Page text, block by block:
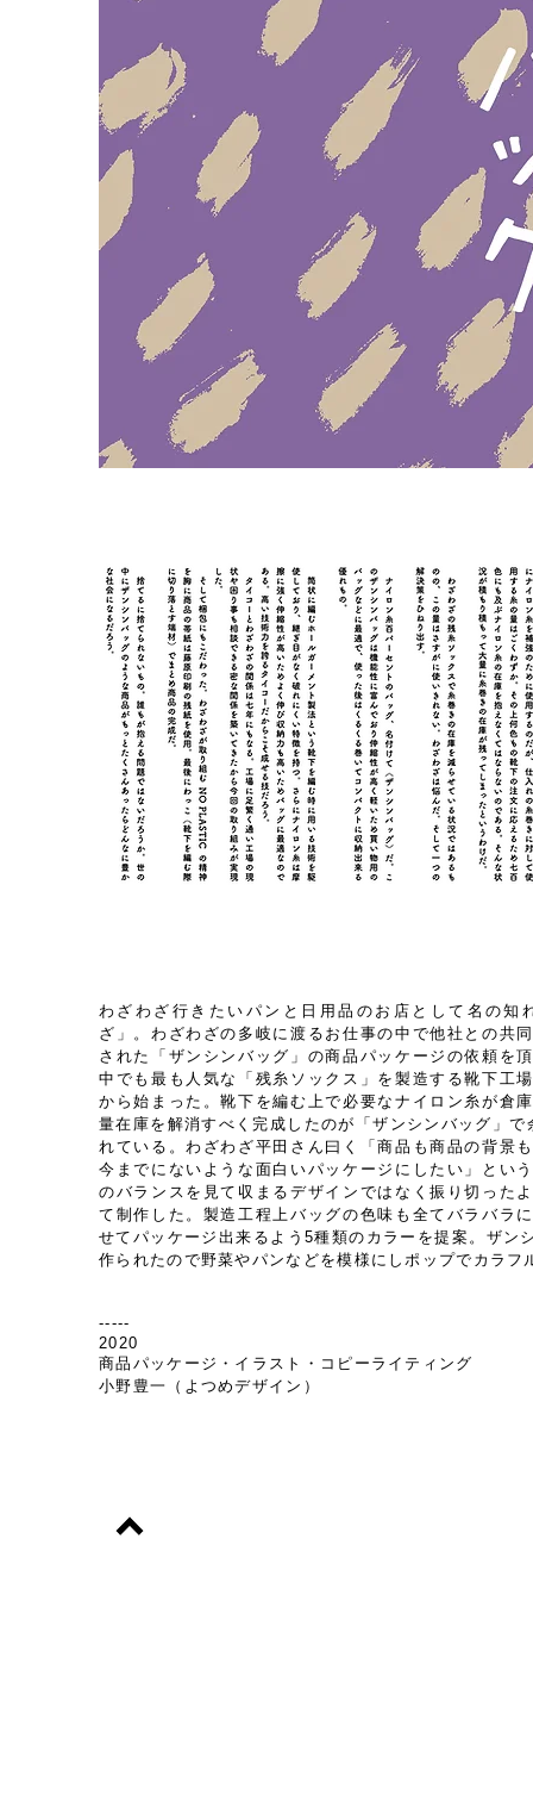
わざわざ行きたいパンと日用品のお店として名の知
ざ」。わざわざの多岐に渡るお仕事の中で他社との共
された「ザンシンバッグ」の商品パッケージの依頼を
中でも最も人気な「残糸ソックス」を製造する靴下工
から始まった。靴下を編む上で必要なナイロン糸が倉
量在庫を解消すべく完成したのが「ザンシンバッグ」
れている。わざわざ平田さん曰く「商品も商品の背景
今までにないような面白いパッケージにしたい」とい
のバランスを見て収まるデザインではなく振り切った
て制作した。製造工程上バッグの色味も全てバラバラ
せてパッケージ出来るよう5種類のカラーを提案。ザン
作られたので野菜やパンなどを模様にしポップでカラフ
-----
2020
商品パッケージ・イラスト・コピーライティング
​小野豊一（よつめデザイン）